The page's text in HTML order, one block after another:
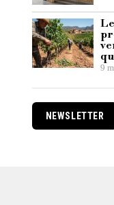
9
NEWSLETTER